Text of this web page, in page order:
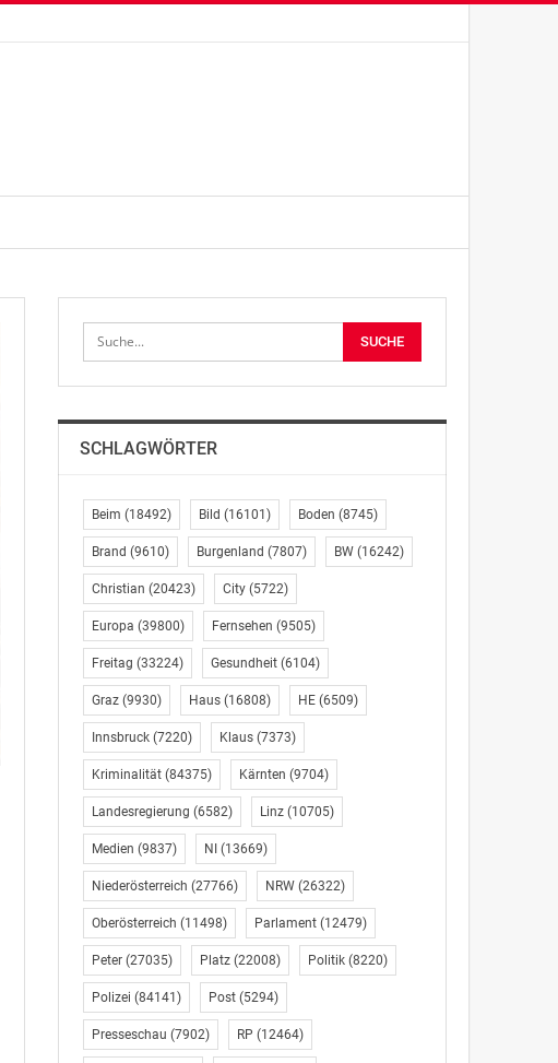
SCHLAGWÖRTER
Beim (18492) Bild (16101) Boden (8745)
Brand (9610) Burgenland (7807) BW(16242)
Christian (20423) City(5722)
Europa (39800) Fernsehen (9505)
Freitag (33224) Gesundheit(6104)
Graz(9930) Haus(16808) HE(6509)
Innsbruck(7220) Klaus(7373)
Kriminalität(84375) Kärnten (9704)
Landesregierung (6582) Linz(10705)
Medien (9837) NI (13669)
Niederösterreich (27766) NRW(26322)
Oberösterreich (11498) Parlament(12479)
Peter(27035) Platz(22008) Politik(8220)
Polizei (84141) Post(5294)
Presseschau (7902) RP (12464)